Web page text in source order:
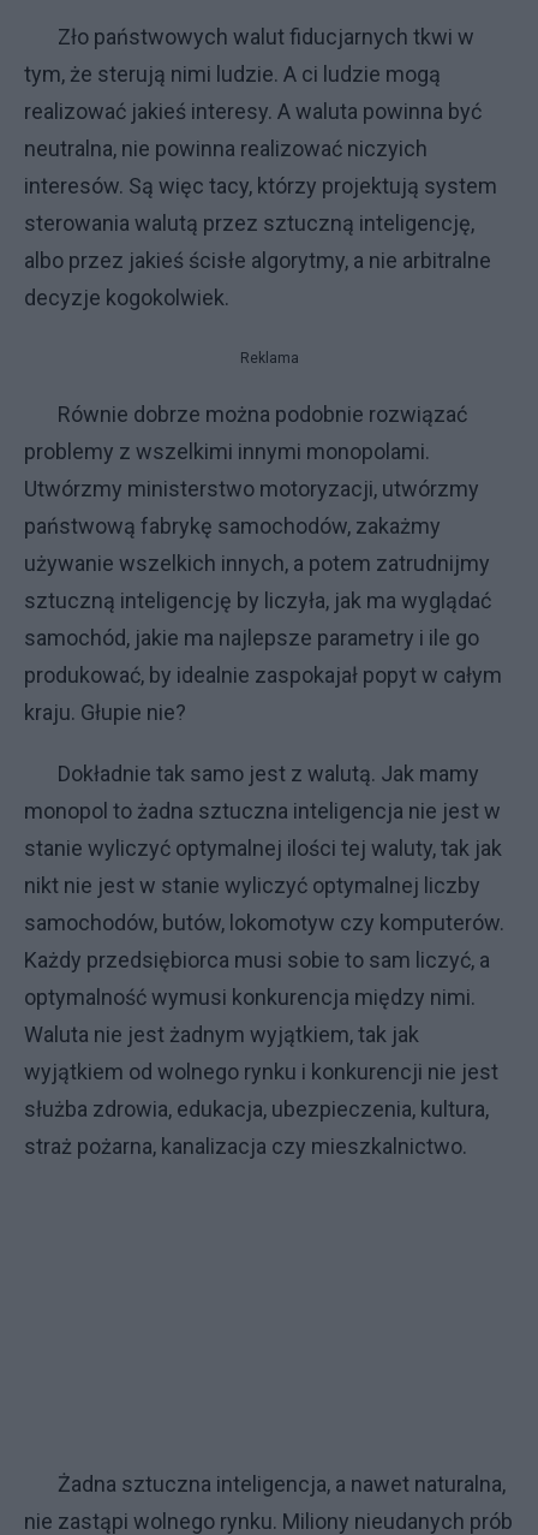
Zło państwowych walut fiducjarnych tkwi w
tym, że sterują nimi ludzie. A ci ludzie mogą
realizować jakieś interesy. A waluta powinna być
neutralna, nie powinna realizować niczyich
interesów. Są więc tacy, którzy projektują system
sterowania walutą przez sztuczną inteligencję,
albo przez jakieś ścisłe algorytmy, a nie arbitralne
decyzje kogokolwiek.
Reklama
Równie dobrze można podobnie rozwiązać
problemy z wszelkimi innymi monopolami.
Utwórzmy ministerstwo motoryzacji, utwórzmy
państwową fabrykę samochodów, zakażmy
używanie wszelkich innych, a potem zatrudnijmy
sztuczną inteligencję by liczyła, jak ma wyglądać
samochód, jakie ma najlepsze parametry i ile go
produkować, by idealnie zaspokajał popyt w całym
kraju. Głupie nie?
Dokładnie tak samo jest z walutą. Jak mamy
monopol to żadna sztuczna inteligencja nie jest w
stanie wyliczyć optymalnej ilości tej waluty, tak jak
nikt nie jest w stanie wyliczyć optymalnej liczby
samochodów, butów, lokomotyw czy komputerów.
Każdy przedsiębiorca musi sobie to sam liczyć, a
optymalność wymusi konkurencja między nimi.
Waluta nie jest żadnym wyjątkiem, tak jak
wyjątkiem od wolnego rynku i konkurencji nie jest
służba zdrowia, edukacja, ubezpieczenia, kultura,
straż pożarna, kanalizacja czy mieszkalnictwo.
Żadna sztuczna inteligencja, a nawet naturalna,
nie zastąpi wolnego rynku. Miliony nieudanych prób